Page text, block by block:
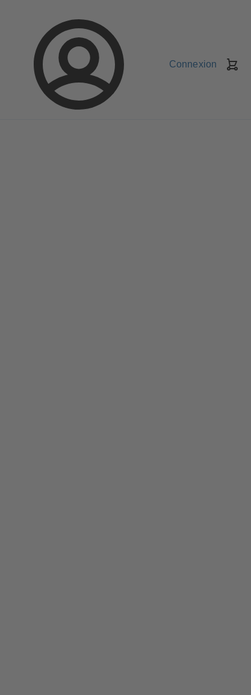
Connexion